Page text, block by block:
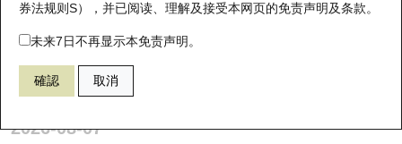
券法规则S），并已阅读、理解及接受本网页的免责声明及条款。
未来7日不再显示本免责声明。
確認 取消
13441 瑞银认购 HSI 恒生指数
2026-08-07
即将到期认股证
认股证到期结算价查找
认股证分析仪
牛熊证街货分布图
正股牛熊证列表
新发行瑞银牛熊证
十天股证占大市成交
资金流
街货统计
恒指成份股
国指成份股
科指成份股
讲座及教育短片
认股证投资者教育
牛熊证投资者教育